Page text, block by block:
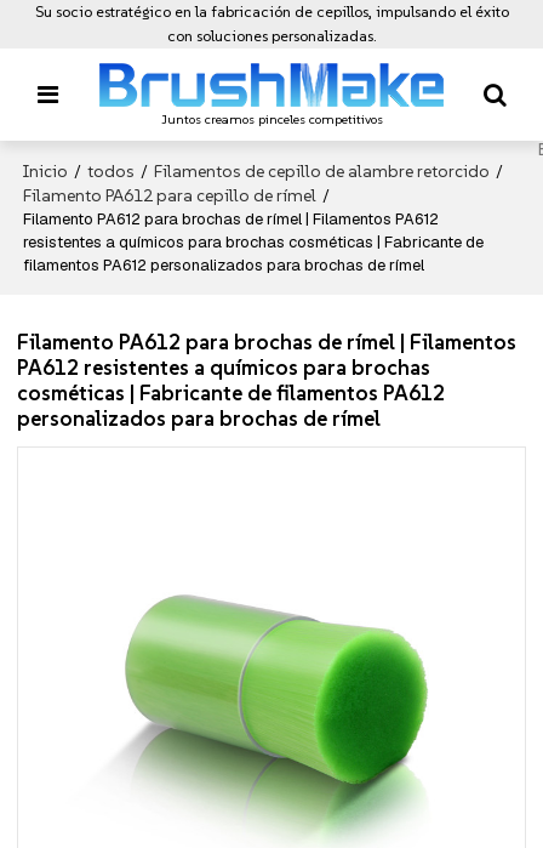
Su socio estratégico en la fabricación de cepillos, impulsando el éxito
con soluciones personalizadas.
Juntos creamos pinceles competitivos
Inicio / todos / Filamentos de cepillo de alambre retorcido /
Filamento PA612 para cepillo de rímel /
Filamento PA612 para brochas de rímel | Filamentos PA612
resistentes a químicos para brochas cosméticas | Fabricante de
filamentos PA612 personalizados para brochas de rímel
Filamento PA612 para brochas de rímel | Filamentos
PA612 resistentes a químicos para brochas
cosméticas | Fabricante de filamentos PA612
personalizados para brochas de rímel